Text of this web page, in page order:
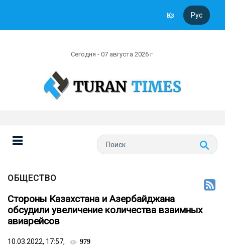
Қаз Рус
Сегодня - 07 августа 2026 г
ОБЩЕСТВО
Стороны Казахстана и Азербайджана
обсудили увеличение количества взаимных
авиарейсов
10.03.2022, 17:57, 979